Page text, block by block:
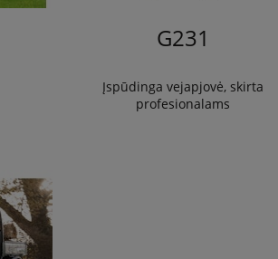
G231
Įspūdinga vejapjovė, skirta
profesionalams